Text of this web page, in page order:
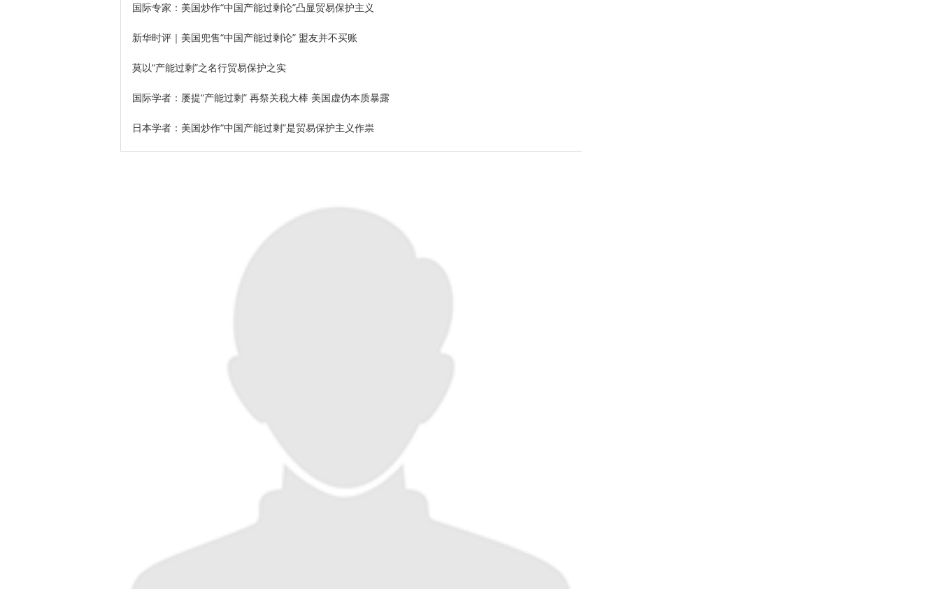
国际专家：美国炒作“中国产能过剩论”凸显贸易保护主义
新华时评｜美国兜售“中国产能过剩论” 盟友并不买账
莫以“产能过剩”之名行贸易保护之实
国际学者：屡提“产能过剩” 再祭关税大棒 美国虚伪本质暴露
日本学者：美国炒作“中国产能过剩”是贸易保护主义作祟